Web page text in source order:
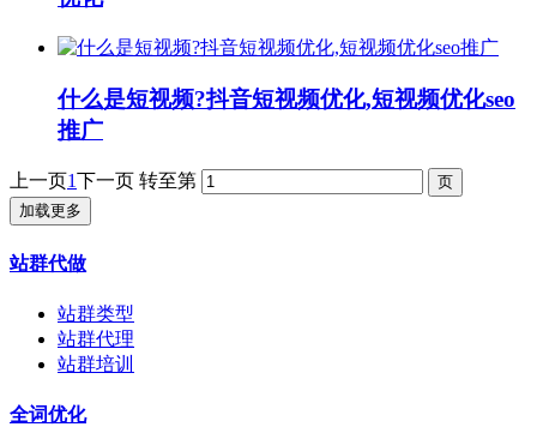
什么是短视频?抖音短视频优化,短视频优化seo
推广
上一页1下一页 转至第
加载更多
站群代做
站群类型
站群代理
站群培训
全词优化